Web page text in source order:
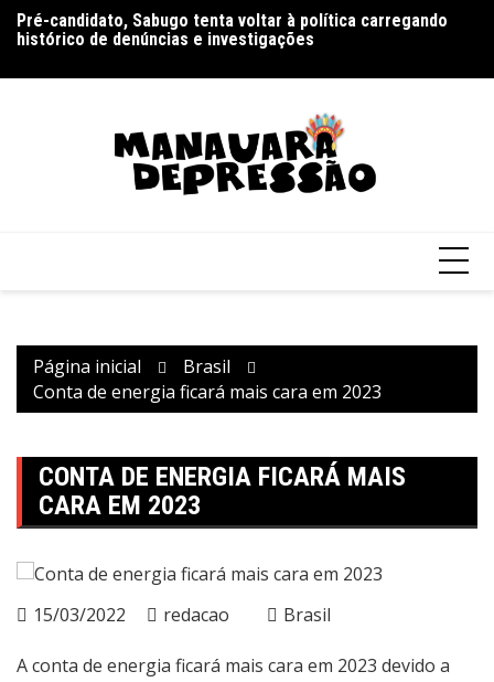
para
conteúdo
Pré-candidato, Sabugo tenta voltar à política carregando
histórico de denúncias e investigações
Página inicial
Brasil
Conta de energia ficará mais cara em 2023
CONTA DE ENERGIA FICARÁ MAIS
CARA EM 2023
15/03/2022 redacao Brasil
A conta de energia ficará mais cara em 2023 devido a